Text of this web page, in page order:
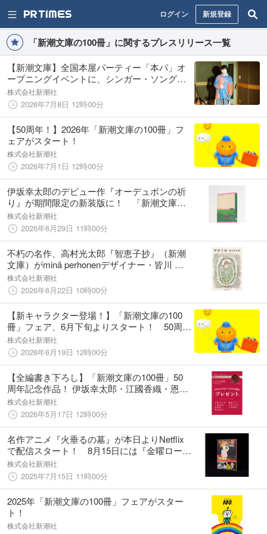
ログイン 新規登録
「新潮文庫の100冊」に関するプレスリリース一覧
【新潮文庫】全国本屋パーティー「本パ」オ
ープニングイベントに、シンガー・ソングラ
イター崎山蒼志さんの出演が決定！
株式会社新潮社
2026年7月8日 12時00分
【50周年！】2026年「新潮文庫の100冊」フ
ェアがスタート！
株式会社新潮社
2026年7月1日 12時00分
伊坂幸太郎のデビュー作『オーデュボンの祈
り』が期間限定の新装版に！ 「新潮文庫の
100冊」にて展開中
株式会社新潮社
2026年6月29日 11時00分
不朽の名作、高村光太郎『智恵子抄』（新潮
文庫）がminä perhonenデザイナー・皆川 明
さんによる新装版カバーで登場。
株式会社新潮社
2026年6月22日 10時00分
【新キャラクター登場！】「新潮文庫の100
冊」フェア、6月下旬よりスタート！ 50周年
を記念して、新たな企画が続々登場します。
株式会社新潮社
2026年6月19日 12時00分
【全編書き下ろし】「新潮文庫の100冊」50
周年記念作品！ 伊坂幸太郎・江國香織・恩田
陸・梨木香歩・町田そのこ・宮部みゆき・米
澤穂信が贈る奇跡の一冊『プレゼント』6/24
発売決定！
株式会社新潮社
2026年5月17日 12時00分
名作アニメ『火垂るの墓』が本日よりNetflix
で配信スタート！ 8月15日には『金曜ロード
ショー』で放送予定。原作小説は、戦後80年
の今こそ読みたい直木賞受賞作。
株式会社新潮社
2025年7月15日 11時00分
2025年「新潮文庫の100冊」フェアがスター
ト！
株式会社新潮社